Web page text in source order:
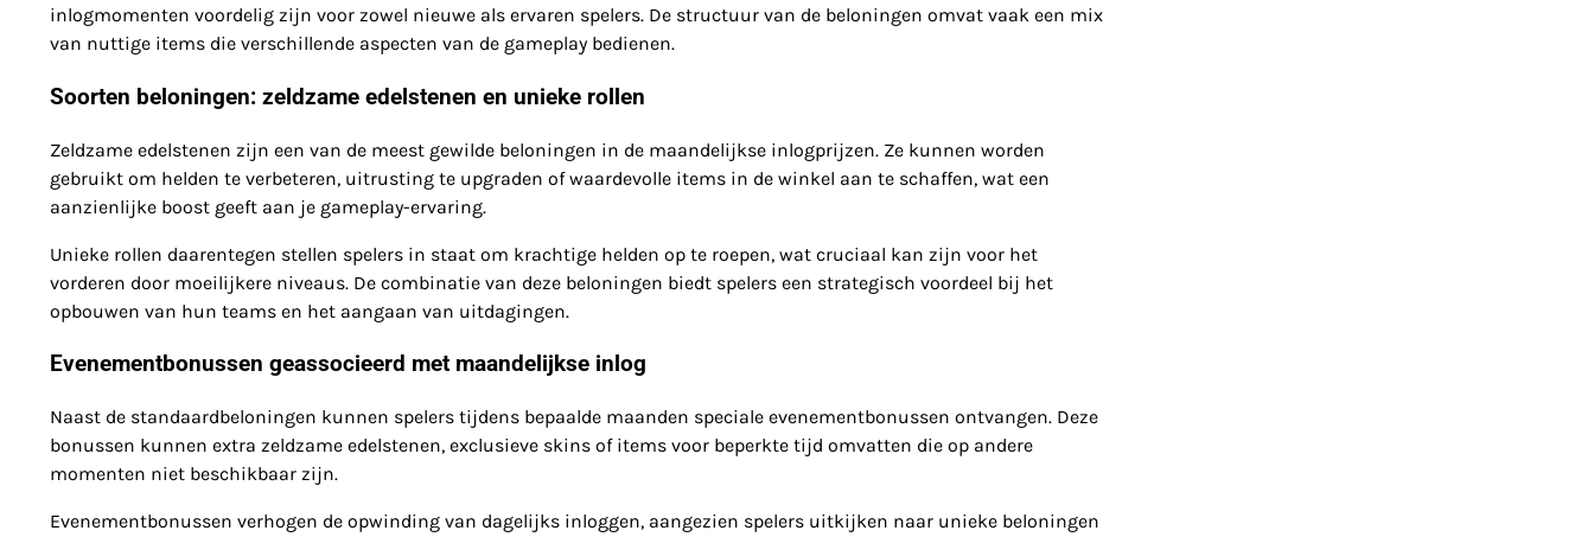
inlogmomenten voordelig zijn voor zowel nieuwe als ervaren spelers. De structuur van de beloningen omvat vaak een mix
van nuttige items die verschillende aspecten van de gameplay bedienen.
Soorten beloningen: zeldzame edelstenen en unieke rollen
Zeldzame edelstenen zijn een van de meest gewilde beloningen in de maandelijkse inlogprijzen. Ze kunnen worden
gebruikt om helden te verbeteren, uitrusting te upgraden of waardevolle items in de winkel aan te schaffen, wat een
aanzienlijke boost geeft aan je gameplay-ervaring.
Unieke rollen daarentegen stellen spelers in staat om krachtige helden op te roepen, wat cruciaal kan zijn voor het
vorderen door moeilijkere niveaus. De combinatie van deze beloningen biedt spelers een strategisch voordeel bij het
opbouwen van hun teams en het aangaan van uitdagingen.
Evenementbonussen geassocieerd met maandelijkse inlog
Naast de standaardbeloningen kunnen spelers tijdens bepaalde maanden speciale evenementbonussen ontvangen. Deze
bonussen kunnen extra zeldzame edelstenen, exclusieve skins of items voor beperkte tijd omvatten die op andere
momenten niet beschikbaar zijn.
Evenementbonussen verhogen de opwinding van dagelijks inloggen, aangezien spelers uitkijken naar unieke beloningen